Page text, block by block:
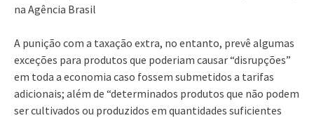
na Agência Brasil
A punição com a taxação extra, no entanto, prevê algumas
exceções para produtos que poderiam causar “disrupções”
em toda a economia caso fossem submetidos a tarifas
adicionais; além de “determinados produtos que não podem
ser cultivados ou produzidos em quantidades suficientes